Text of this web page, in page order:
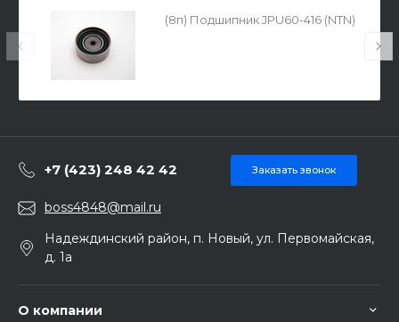
(8п) Подшипник JPU60-416 (NTN)
+7 (423) 248 42 42 Заказать звонок
boss4848@mail.ru
Надеждинский район, п. Новый, ул. Первомайская,
д. 1а
О компании